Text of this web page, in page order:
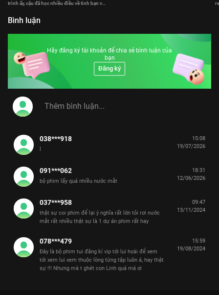
trình ấy, cậu đã học nhiều điều về tình bạn và
Bình luận
Hãy đăng ký tài khoản để chia sẻ bình luận của
bạn
Đăng ký
038***918
15:08
19/07/2026
091***062
bộ phim lấy quá nhiều nước mắt
18:31
12/06/2026
037***958
thật sự coi phim để lại ý nghĩa rất lớn tôi rơi nước
mắt rất nhiều thật sự là 1 dự án phim rất hay
09:47
13/11/2024
078***479
Đây là bộ phim tui đăng kí vip tới lui hoài để xem
tới xem lui xem thuộc lòng từng tập luôn á, hay thật
sự !!! Nhưng mà t ghét con Linh quá má ơi
15:59
19/08/2024